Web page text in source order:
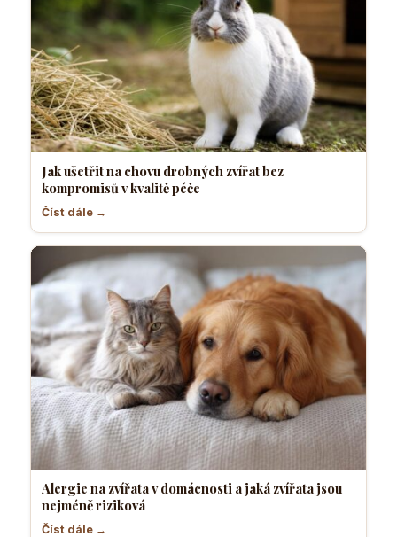
Jak ušetřit na chovu drobných zvířat bez
kompromisů v kvalitě péče
Číst dále →
Alergie na zvířata v domácnosti a jaká zvířata jsou
nejméně riziková
Číst dále →